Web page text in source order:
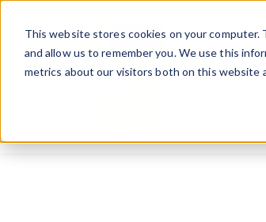
This website stores cookies on your
and allow us to remember you. We use this
metrics about our visitors both on this website
Services